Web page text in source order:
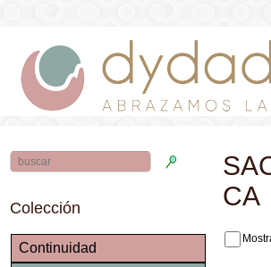
Colección
Continuidad
CA